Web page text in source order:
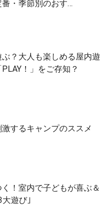
・季節別のおす…
？大人も楽しめる屋内遊
！」をご存知？
するキャンプのススメ
！室内で子どもが喜ぶ＆
遊び｣